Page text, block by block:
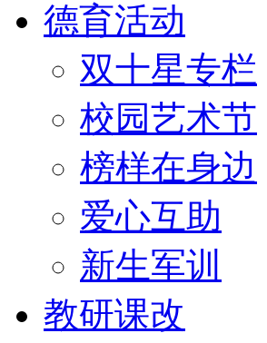
德育活动
双十星专栏
校园艺术节
榜样在身边
爱心互助
新生军训
教研课改